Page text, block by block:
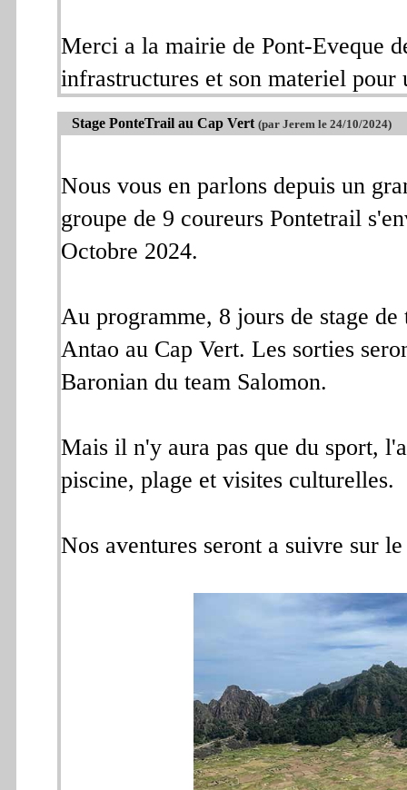
Merci a la mairie de Pont-Eveque
infrastructures et son materiel pour
Stage PonteTrail au Cap Vert (par Jerem le 24/10/2024)
Nous vous en parlons depuis un
groupe de 9 coureurs Pontetrail
Octobre 2024.
Au programme, 8 jours de stage
Antao au Cap Vert. Les sorties
Baronian du team Salomon.
Mais il n'y aura pas que du sport,
piscine, plage et visites culturelles.
Nos aventures seront a suivre sur